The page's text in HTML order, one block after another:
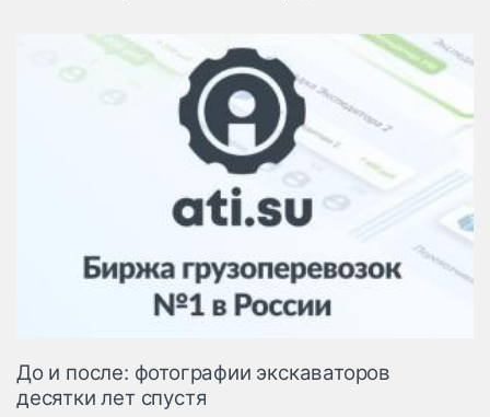
Автосервис,
запчасти, шины
Топливо, масла и
автохимия
Дзен
До и после: фотографии экскаваторов
десятки лет спустя